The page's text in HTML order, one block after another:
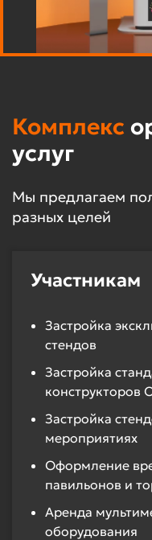
Комплекс
услуг
Мы предлагаем
разных целей
Участникам
Застройка
стендов
Застройка
конструкторов
Застройка
мероприятиях
Оформление
павильонов и
Аренда
оборудования